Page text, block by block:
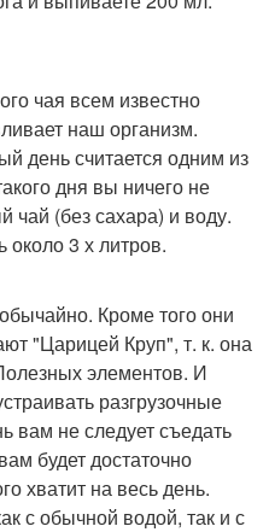
чая всем известно
наш организм.
день считается одним из
дня вы ничего не
чай (без сахара) и воду.
около 3 х литров.
Кроме того они
"Царицей Круп", т. к. она
элементов. И
разгрузочные
вам не следует съедать
будет достаточно
хватит на весь день.
с обычной водой, так и с